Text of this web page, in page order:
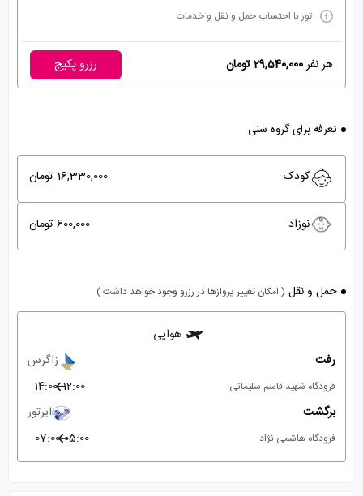
تور با احتساب حمل و نقل و خدمات
هر نفر29,540,000 تومان رزرو پکیج
تعرفه برای گروه سنی
کودک 16,330,000 تومان
نوزاد 600,000 تومان
حمل و نقل ( امکان تغییر پروازها در رزرو وجود خواهد داشت )
هوایی
رفت
زاگرس
فرودگاه شهید قاسم سلیمانی 12:00
14:00
برگشت
ایرتور
فرودگاه هاشمی نژاد 05:00
07:00